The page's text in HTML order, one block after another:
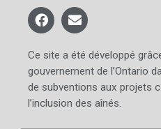
Ce site a été développé
gouvernement de l’Ontario
de subventions aux projets
l’inclusion des aînés.